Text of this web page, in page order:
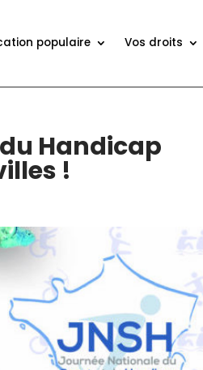
populaire Vos droits
Handicap
!